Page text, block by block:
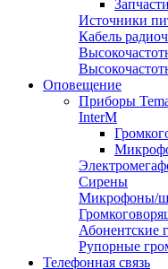
Источники
Кабель
Оповещение
Приборы
InterM
Сирены
Микрофоны/
Абонентские
Рупорные
Телефонная связь